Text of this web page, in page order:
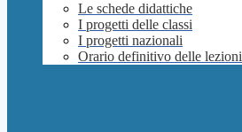
Le schede didattiche
I progetti delle classi
I progetti nazionali
Orario definitivo delle lezioni